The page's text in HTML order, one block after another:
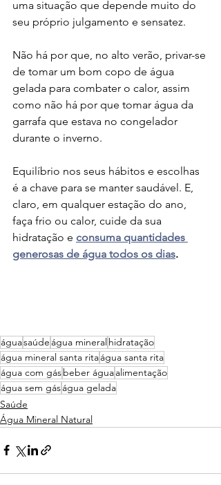
uma situação que depende muito do
seu próprio julgamento e sensatez.
Não há por que, no alto verão, privar-se
de tomar um bom copo de água
gelada para combater o calor, assim
como não há por que tomar água da
garrafa que estava no congelador
durante o inverno.
Equilíbrio nos seus hábitos e escolhas
é a chave para se manter saudável. E,
claro, em qualquer estação do ano,
faça frio ou calor, cuide da sua
hidratação e consuma quantidades
generosas de água todos os dias.
águasaúde água mineralhidratação
água mineral santa ritaágua santa rita
água com gásbeber águaalimentação
água sem gáságua gelada
Saúde
Água Mineral Natural